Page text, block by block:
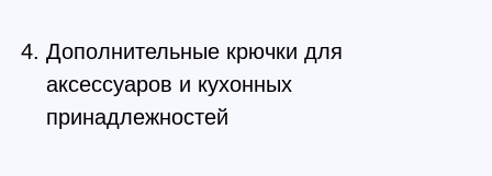
Дополнительные крючки для
аксессуаров и кухонных
принадлежностей